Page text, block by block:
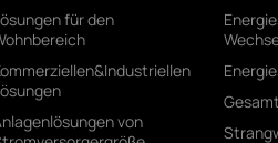
für den
von